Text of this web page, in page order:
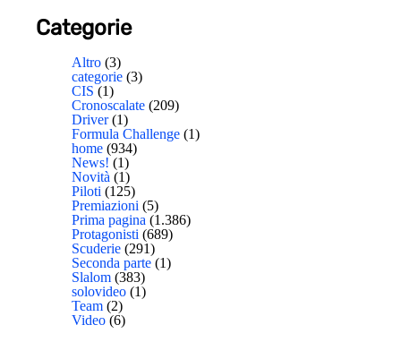
Categorie
Altro (3)
categorie (3)
CIS (1)
Cronoscalate (209)
Driver(1)
Formula Challenge (1)
home (934)
News! (1)
Novità (1)
Piloti (125)
Premiazioni (5)
Prima pagina (1.386)
Protagonisti (689)
Scuderie (291)
Seconda parte (1)
Slalom (383)
solovideo (1)
Team (2)
Video (6)